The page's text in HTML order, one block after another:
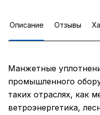
Описание Отзывы
Манжетные
промышленного
таких отраслях, как
ветроэнергетика,